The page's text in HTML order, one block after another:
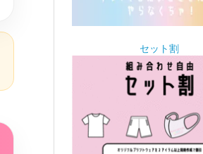
セット割